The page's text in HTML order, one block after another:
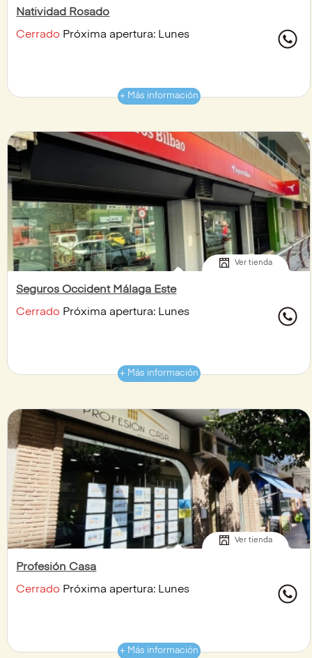
Natividad Rosado
Cerrado Próxima apertura: Lunes
+ Más información
Ver tienda
Seguros Occident Málaga Este
Cerrado Próxima apertura: Lunes
+ Más información
Ver tienda
Profesión Casa
Cerrado Próxima apertura: Lunes
+ Más información